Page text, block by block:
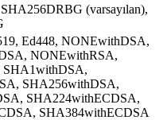
(varsayılan),
Ed448, NONEwithDSA,
NONEwithRSA,
SHA1withDSA,
SHA256withDSA,
SHA224withECDSA,
SHA384withECDSA